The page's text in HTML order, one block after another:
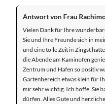
Antwort von Frau
Vielen Dank für Ihre
Sie und Ihre Freunde sich in
und eine tolle Zeit in Zingst
die Abende am Kaminofen
Zentrum und Hafen so positiv
Gartenbereich etwas klein für
mir sehr wichtig. Ich hoffe, Sie
dürfen. Alles Gute und